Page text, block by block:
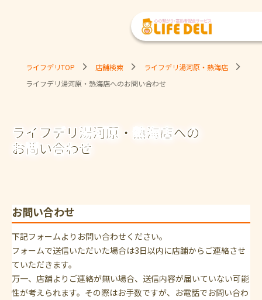
ライフデリTOP 店舗検索
ライフデリ湯河原・熱海店
ライフデリ湯河原・熱海店へのお問い合わせ
ライフデリ湯河原・熱海店への
お問い合わせ
お問い合わせ
下記フォームよりお問い合わせください。
フォームで送信いただいた場合は3日以内に店舗からご連絡させ
ていただきます。
万一、店舗よりご連絡が無い場合、送信内容が届いていない可能
性が考えられます。その際はお手数ですが、お電話でお問い合わ